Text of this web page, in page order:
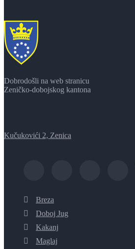
Dobrodošli na web stranicu
Zeničko-dobojskog kantona
Kučukovići 2, Zenica
Breza
Doboj Jug
Kakanj
Maglaj